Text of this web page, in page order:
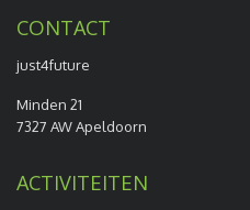
CONTACT
just4future
Minden 21
7327 AW Apeldoorn
ACTIVITEITEN